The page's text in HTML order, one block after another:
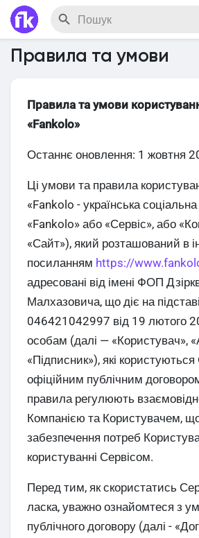
Правила та умови
Правила та умови
«Fankolo»
Останнє оновлення: 1 жовтня
Ці умови та правила
«Fankolo - українська
«Fankolo» або «Сервіс», або
«Сайт»), який розташований в
посиланням https://
адресовані від імені ФОП
Малхазовича, що діє на
046421042997 від 19 лютого
особам (далі — «Користувач»,
«Підписник»), які
офіційним публічним
правила регулюють
Компанією та Користувачем,
забезпечення потреб
користуванні Сервісом.
Перед тим, як скористатись
ласка, уважно ознайомтеся з
публічного договору (далі -